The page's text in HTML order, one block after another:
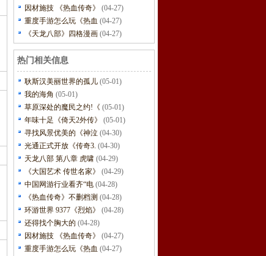
因材施技 《热血传奇》
(04-27)
重度手游怎么玩《热血 (04-27)
《天龙八部》四格漫画 (04-27)
热门相关信息
耿斯汉美丽世界的孤儿 (05-01)
我的海角 (05-01)
草原深处的魔民之约!《 (05-01)
年味十足《倚天2外传》
(05-01)
寻找风景优美的《神泣 (04-30)
光通正式开放《传奇3. (04-30)
天龙八部 第八章 虎啸 (04-29)
《大国艺术 传世名家》
(04-29)
中国网游行业看齐“电 (04-28)
《热血传奇》不删档测 (04-28)
环游世界 9377《烈焰》
(04-28)
还得找个胸大的 (04-28)
因材施技 《热血传奇》
(04-27)
重度手游怎么玩《热血 (04-27)